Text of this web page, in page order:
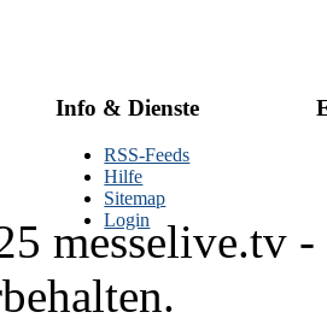
Info & Dienste
RSS-Feeds
Hilfe
Sitemap
Login
messelive.tv -